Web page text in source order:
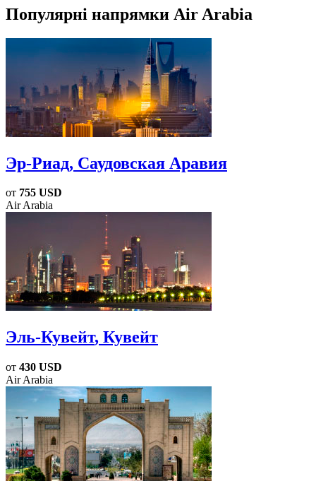
Популярні напрямки Air Arabia
Эр-Риад, Саудовская Аравия
от 755 USD
Air Arabia
Эль-Кувейт, Кувейт
от 430 USD
Air Arabia